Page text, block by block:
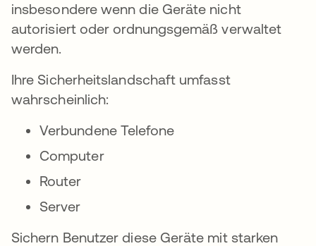
insbesondere wenn die Geräte nicht
autorisiert oder ordnungsgemäß verwaltet
werden.
Ihre Sicherheitslandschaft umfasst
wahrscheinlich:
Verbundene Telefone
Computer
Router
Server
Sichern Benutzer diese Geräte mit starken